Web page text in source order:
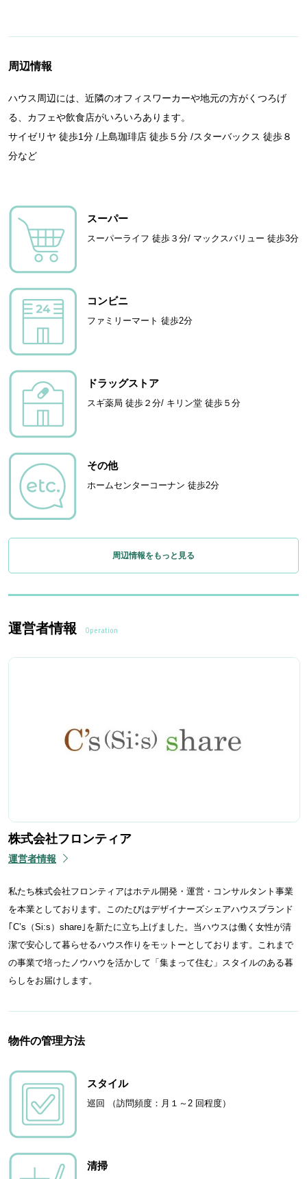
周辺情報
ハウス周辺には、近隣のオフィスワーカーや地元の方がくつろげ
る、カフェや飲食店がいろいろあります。
サイゼリヤ 徒歩1分 /上島珈琲店 徒歩５分 /スターバックス 徒歩８
分など
スーパー
スーパーライフ 徒歩３分/ マックスバリュー 徒歩3分
コンビニ
ファミリーマート 徒歩2分
ドラッグストア
スギ薬局 徒歩２分/ キリン堂 徒歩５分
その他
ホームセンターコーナン 徒歩2分
周辺情報をもっと見る
運営者情報 Operation
株式会社フロンティア
運営者情報
私たち株式会社フロンティアはホテル開発・運営・コンサルタント事業
を本業としております。このたびはデザイナーズシェアハウスブランド
｢C’s（Si:s）share｣を新たに立ち上げました。当ハウスは働く女性が清
潔で安心して暮らせるハウス作りをモットーとしております。これまで
の事業で培ったノウハウを活かして「集まって住む」スタイルのある暮
らしをお届けします。
物件の管理方法
スタイル
巡回 （訪問頻度：月１～2 回程度）
清掃